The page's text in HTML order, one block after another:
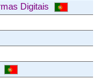
Digitais